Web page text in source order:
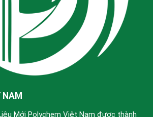
NAM
Mới Polychem Việt Nam được thành